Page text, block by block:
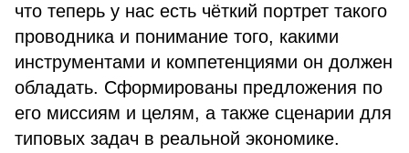
что теперь у нас есть чёткий портрет такого
проводника и понимание того, какими
инструментами и компетенциями он должен
обладать. Сформированы предложения по
его миссиям и целям, а также сценарии для
типовых задач в реальной экономике.